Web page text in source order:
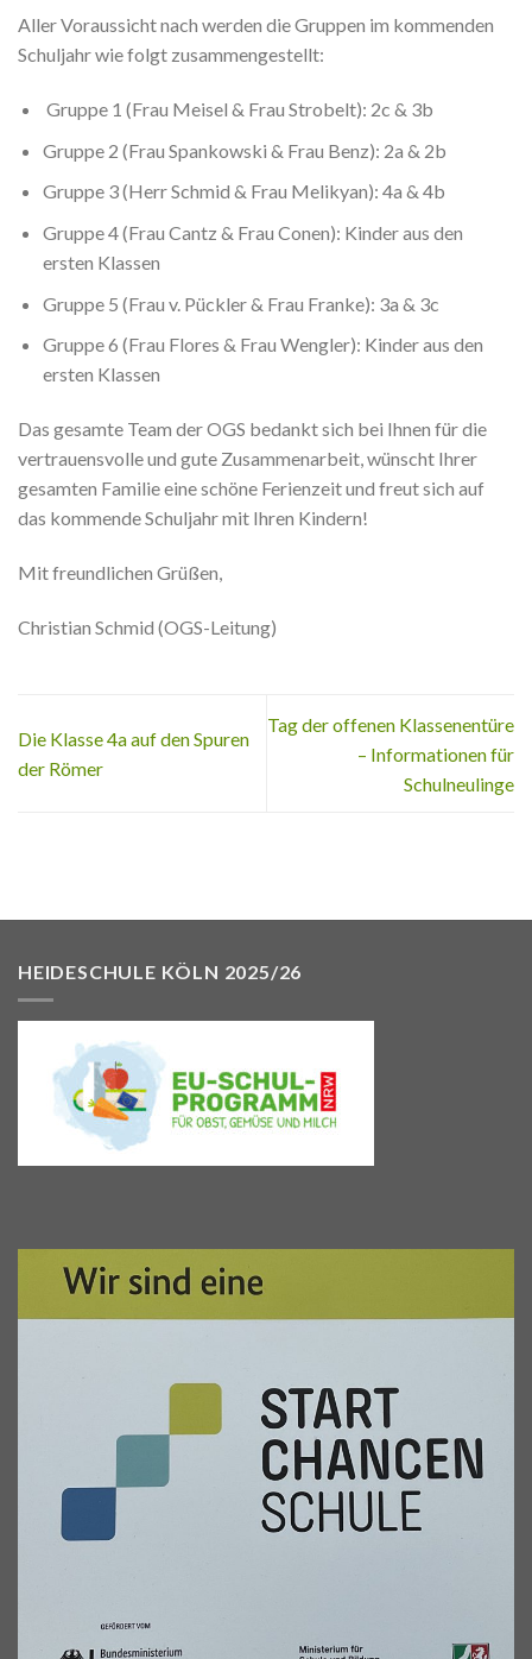
Aller Voraussicht nach werden die Gruppen im kommenden
Schuljahr wie folgt zusammengestellt:
Gruppe 1 (Frau Meisel & Frau Strobelt): 2c & 3b
Gruppe 2 (Frau Spankowski & Frau Benz): 2a & 2b
Gruppe 3 (Herr Schmid & Frau Melikyan): 4a & 4b
Gruppe 4 (Frau Cantz & Frau Conen): Kinder aus den
ersten Klassen
Gruppe 5 (Frau v. Pückler & Frau Franke): 3a & 3c
Gruppe 6 (Frau Flores & Frau Wengler): Kinder aus den
ersten Klassen
Das gesamte Team der OGS bedankt sich bei Ihnen für die
vertrauensvolle und gute Zusammenarbeit, wünscht Ihrer
gesamten Familie eine schöne Ferienzeit und freut sich auf
das kommende Schuljahr mit Ihren Kindern!
Mit freundlichen Grüßen,
Christian Schmid (OGS-Leitung)
Die Klasse 4a auf den Spuren
der Römer
Tag der offenen Klassenentüre
– Informationen für
Schulneulinge
HEIDESCHULE KÖLN 2025/26